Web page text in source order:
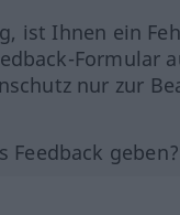
ist Ihnen ein
Formular
nur zur
Feedback